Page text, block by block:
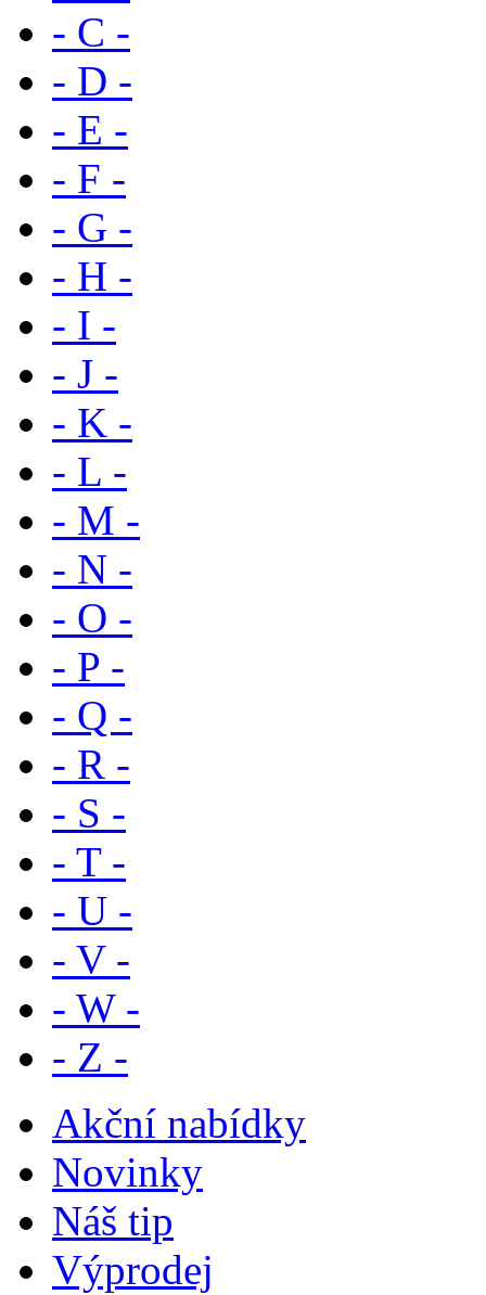
- C -
- D -
- E -
- F -
- G -
- H -
- I -
- J -
- K -
- L -
- M -
- N -
- O -
- P -
- Q -
- R -
- S -
- T -
- U -
- V -
- W -
- Z -
Akční nabídky
Novinky
Náš tip
Výprodej